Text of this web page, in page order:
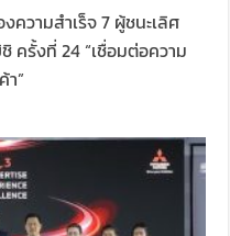
ความสำเร็จ 7 ผู้ชนะเลิศ
ครั้งที่ 24 “เชื่อมต่อความ
”